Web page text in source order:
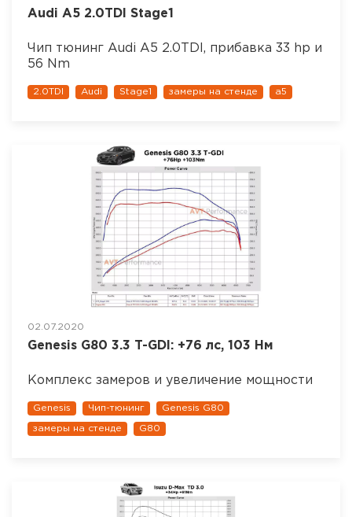
Audi A5 2.0TDI Stage1
Чип тюнинг Audi A5 2.0TDI, прибавка 33 hp и
56 Nm
2.0TDI Audi Stage1 замеры на стенде a5
02.07.2020
Genesis G80 3.3 T-GDI: +76 лс, 103 Нм
Комплекс замеров и увеличение мощности
Genesis Чип-тюнинг Genesis G80
замеры на стенде G80